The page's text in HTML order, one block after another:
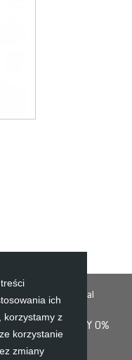
ich
korzystamy z
korzystanie
zmiany
M.A. Stiker-Metral
COOKIES RATY 0%